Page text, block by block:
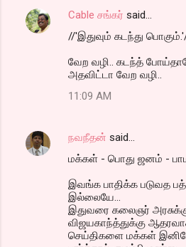
Cable சங்கர் said…
//'இதுவும் கடந்து
வேற வழி.. கடந்த்
அதவிட்டா வேற வழி..
11:09 AM
நவநீதன் said…
மக்கள் - பொது ஜனம் -
இவங்க பாதிக்க படுவத
இல்லையே...
இதுவரை கலைஞர்
விஜயகாந்த்துக்கு
செய்திகளை மக்கள்